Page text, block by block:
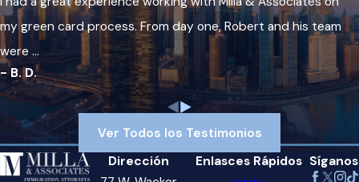
my green card process. From day one, Robert and his team
were ...
- B. D.
Ver Todos los Testimonios
Dirección
Enlasces Rápidos Síganos